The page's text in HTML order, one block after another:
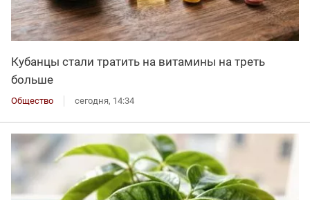
Кубанцы стали тратить на витамины на треть
больше
Общество сегодня, 14:34